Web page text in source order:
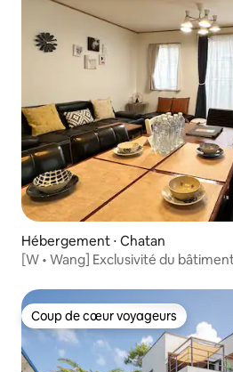
Hébergement ⋅ Chatan
[W • Wang] Exclusivité du
de la plage / 3 places de parking
Coup de cœur voyageurs
Coup de cœur voyageurs